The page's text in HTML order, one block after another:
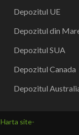
Depozitul UE
Depozitul din
Depozitul SUA
Depozitul Canada
Depozitul
Harta site-